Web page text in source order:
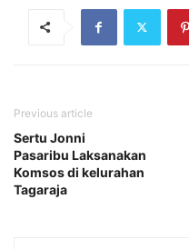
Previous article
Sertu Jonni
Pasaribu Laksanakan
Komsos di kelurahan
Tagaraja